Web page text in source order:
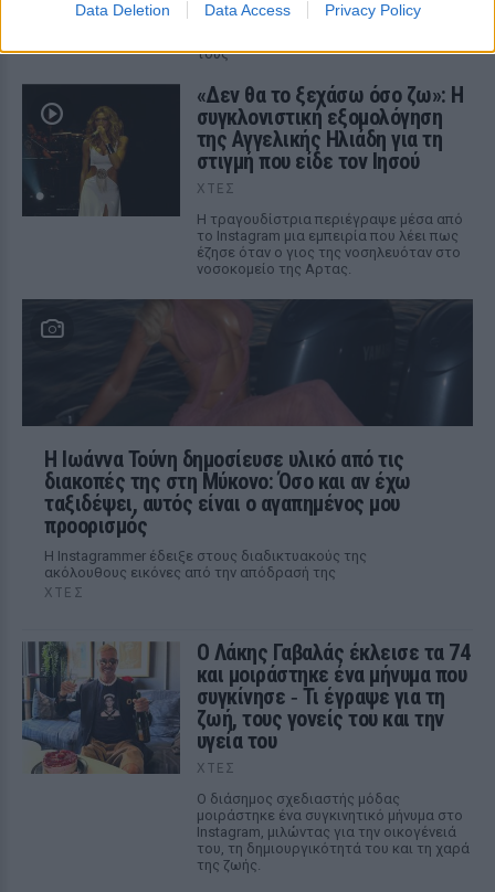
Data Deletion Data Access Privacy Policy
Η νύχτα που ο Barack και η Michelle
τους
«Δεν θα το ξεχάσω όσο ζω»: Η
συγκλονιστική εξομολόγηση
της Αγγελικής Ηλιάδη για τη
στιγμή που είδε τον Ιησού
ΧΤΕΣ
Η τραγουδίστρια περιέγραψε μέσα από
το Instagram μια εμπειρία που λέει πως
έζησε όταν ο γιος της νοσηλευόταν στο
νοσοκομείο της Αρτας.
Η Ιωάννα Τούνη δημοσίευσε υλικό από τις
διακοπές της στη Μύκονο: Όσο και αν έχω
ταξιδέψει, αυτός είναι ο αγαπημένος μου
προορισμός
Η Instagrammer έδειξε στους διαδικτυακούς της
ακόλουθους εικόνες από την απόδρασή της
ΧΤΕΣ
Ο Λάκης Γαβαλάς έκλεισε τα 74
και μοιράστηκε ένα μήνυμα που
συγκίνησε ‑ Τι έγραψε για τη
ζωή, τους γονείς του και την
υγεία του
ΧΤΕΣ
Ο διάσημος σχεδιαστής μόδας
μοιράστηκε ένα συγκινητικό μήνυμα στο
Instagram, μιλώντας για την οικογένειά
του, τη δημιουργικότητά του και τη χαρά
της ζωής.